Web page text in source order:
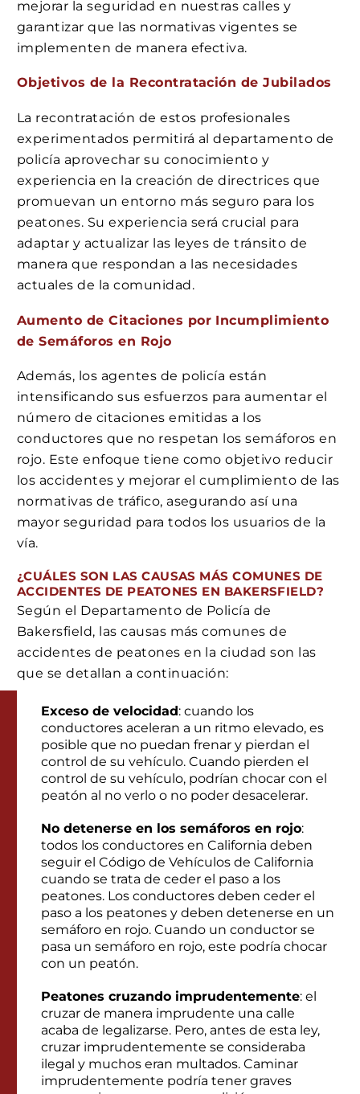
mejorar la seguridad en nuestras calles y
garantizar que las normativas vigentes se
implementen de manera efectiva.
Objetivos de la Recontratación de Jubilados
La recontratación de estos profesionales
experimentados permitirá al departamento de
policía aprovechar su conocimiento y
experiencia en la creación de directrices que
promuevan un entorno más seguro para los
peatones. Su experiencia será crucial para
adaptar y actualizar las leyes de tránsito de
manera que respondan a las necesidades
actuales de la comunidad.
Aumento de Citaciones por Incumplimiento
de Semáforos en Rojo
Además, los agentes de policía están
intensificando sus esfuerzos para aumentar el
número de citaciones emitidas a los
conductores que no respetan los semáforos en
rojo. Este enfoque tiene como objetivo reducir
los accidentes y mejorar el cumplimiento de las
normativas de tráfico, asegurando así una
mayor seguridad para todos los usuarios de la
vía.
¿CUÁLES SON LAS CAUSAS MÁS COMUNES DE
ACCIDENTES DE PEATONES EN BAKERSFIELD?
Según el Departamento de Policía de
Bakersfield, las causas más comunes de
accidentes de peatones en la ciudad son las
que se detallan a continuación:
Exceso de velocidad: cuando los
conductores aceleran a un ritmo elevado, es
posible que no puedan frenar y pierdan el
control de su vehículo. Cuando pierden el
control de su vehículo, podrían chocar con el
peatón al no verlo o no poder desacelerar.
No detenerse en los semáforos en rojo:
todos los conductores en California deben
seguir el Código de Vehículos de California
cuando se trata de ceder el paso a los
peatones. Los conductores deben ceder el
paso a los peatones y deben detenerse en un
semáforo en rojo. Cuando un conductor se
pasa un semáforo en rojo, este podría chocar
con un peatón.
Peatones cruzando imprudentemente: el
cruzar de manera imprudente una calle
acaba de legalizarse. Pero, antes de esta ley,
cruzar imprudentemente se consideraba
ilegal y muchos eran multados. Caminar
imprudentemente podría tener graves